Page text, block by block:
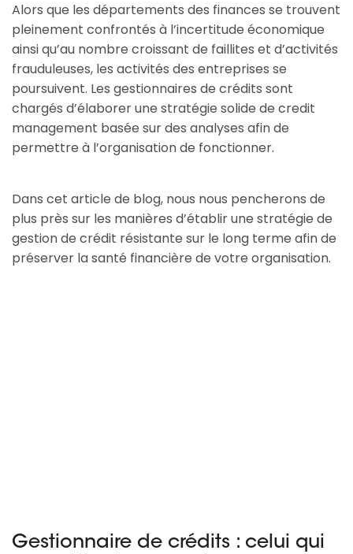
Alors que les départements des finances se trouvent
pleinement confrontés à l’incertitude économique
ainsi qu’au nombre croissant de faillites et d’activités
frauduleuses, les activités des entreprises se
poursuivent. Les gestionnaires de crédits sont
chargés d’élaborer une stratégie solide de credit
management basée sur des analyses afin de
permettre à l’organisation de fonctionner.
Dans cet article de blog, nous nous pencherons de
plus près sur les manières d’établir une stratégie de
gestion de crédit résistante sur le long terme afin de
préserver la santé financière de votre organisation.
Gestionnaire de crédits : celui qui